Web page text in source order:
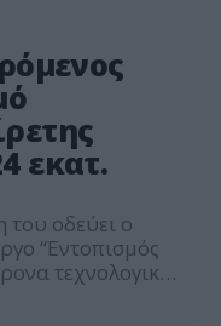
εκατ.
οδεύει ο
“Εντοπισμός
τεχνολογικά